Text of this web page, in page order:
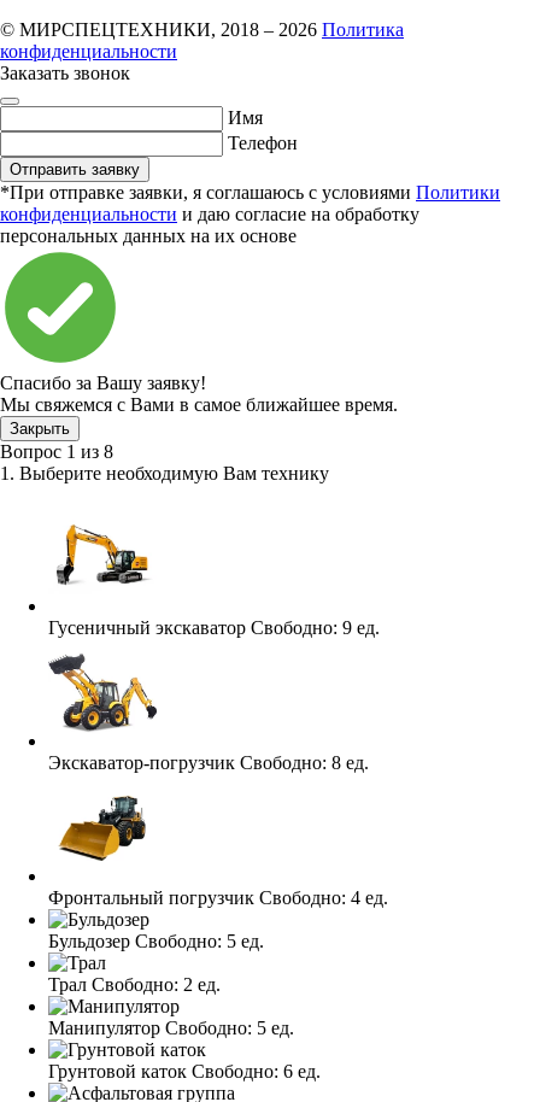
© МИРСПЕЦТЕХНИКИ, 2018 – 2026 Политика
конфиденциальности
Заказать звонок
Имя
Телефон
Отправить заявку
*При отправке заявки, я соглашаюсь с условиями Политики
конфиденциальности и даю согласие на обработку
персональных данных на их основе
Спасибо за Вашу заявку!
Мы свяжемся с Вами в самое ближайшее время.
Закрыть
Вопрос 1 из 8
1. Выберите необходимую Вам технику
Гусеничный экскаватор Свободно: 9 ед.
Экскаватор-погрузчик Свободно: 8 ед.
Фронтальный погрузчик Свободно: 4 ед.
Бульдозер Свободно: 5 ед.
Трал Свободно: 2 ед.
Манипулятор Свободно: 5 ед.
Грунтовой каток Свободно: 6 ед.